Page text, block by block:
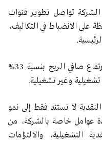
تواصل تطوير قنوات
على الانضباط في التكاليف،
وحول أداء الربع الأول، أشار إلى أن ارتفاع صافي الربح بنسبة 33%
وغير تشغيلية.
لا تستند فقط إلى نمو
عوامل خاصة بالشركة، من
التشغيلية، والالتزامات